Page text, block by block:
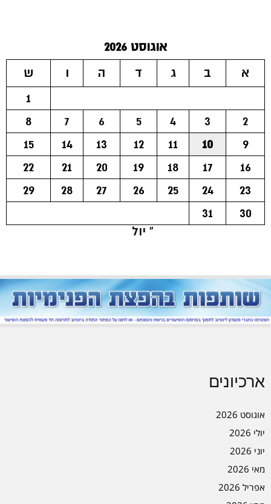
אוגוסט 2026
א
ב ג ד ה ו
ש
1
2
3
4
5
6
7
8
9
10
11
12
13
14
15
16
17
18
19
20
21
22
23
24
25
26
27
28
29
30
31
« יול
ארכיונים
אוגוסט 2026
יולי 2026
יוני 2026
מאי 2026
אפריל 2026